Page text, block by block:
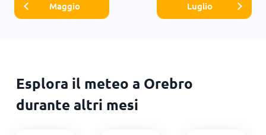
Maggio Luglio
Esplora il meteo a Orebro
durante altri mesi